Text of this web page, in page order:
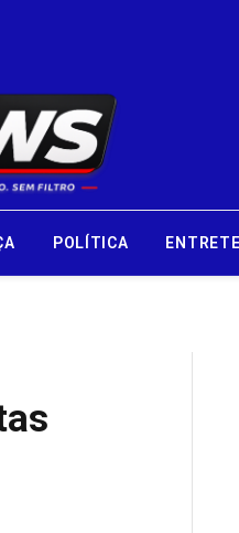
POLÍTICA